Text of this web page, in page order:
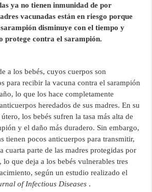
ya no tienen inmunidad de por
vacunadas están en riesgo porque
disminuye con el tiempo y
protege contra el sarampión.
a los bebés, cuyos cuerpos son
para recibir la vacuna contra el sarampión
lo que los hace completamente
heredados de sus madres. En su
los bebés sufren la tasa más alta de
y el daño más duradero. Sin embargo,
tienen pocos anticuerpos para transmitir,
cuarta parte de las madres protegidas por
lo que deja a los bebés vulnerables tres
según un estudio realizado el
of Infectious Diseases .